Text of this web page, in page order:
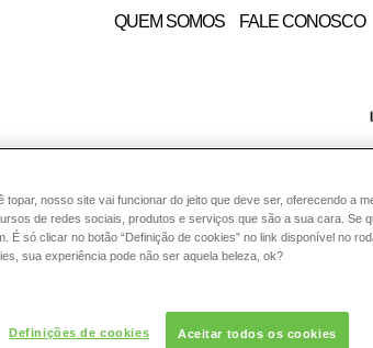
QUEM SOMOS FALE CONOSCO
COLORAÇÃO CABELO SOLAR
PARIS
dos cabelos?
topar, nosso site vai funcionar do jeito que deve ser, oferecendo a
de redes sociais, produtos e serviços que são a sua cara. Se
É só clicar no botão “Definição de cookies” no link disponível no
sua experiência pode não ser aquela beleza, ok?
Definições de cookies Aceitar todos os cookies